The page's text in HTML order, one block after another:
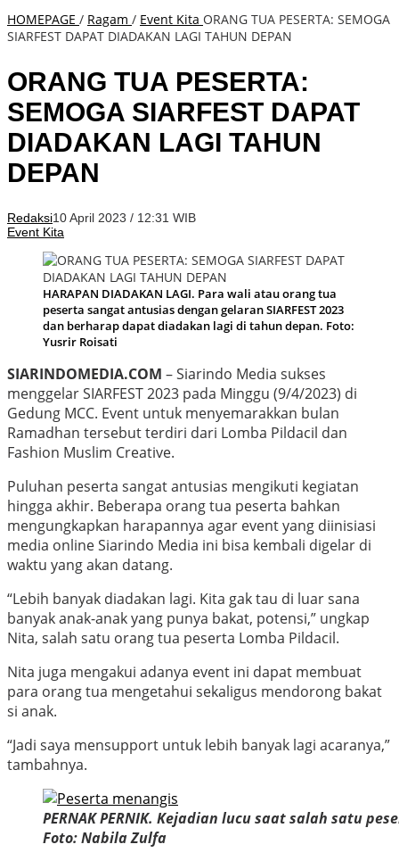
HOMEPAGE / Ragam / Event Kita ORANG TUA PESERTA: SEMOGA
SIARFEST DAPAT DIADAKAN LAGI TAHUN DEPAN
ORANG TUA PESERTA:
SEMOGA SIARFEST DAPAT
DIADAKAN LAGI TAHUN
DEPAN
Redaksi10 April 2023 / 12:31 WIB
Event Kita
HARAPAN DIADAKAN LAGI. Para wali atau orang tua
peserta sangat antusias dengan gelaran SIARFEST 2023
dan berharap dapat diadakan lagi di tahun depan. Foto:
Yusrir Roisati
SIARINDOMEDIA.COM – Siarindo Media sukses
menggelar SIARFEST 2023 pada Minggu (9/4/2023) di
Gedung MCC. Event untuk menyemarakkan bulan
Ramadhan tersebut terdiri dari Lomba Pildacil dan
Fashion Muslim Creative.
Puluhan peserta sangat antusias mengikuti kegiatan
hingga akhir. Beberapa orang tua peserta bahkan
mengungkapkan harapannya agar event yang diinisiasi
media online Siarindo Media ini bisa kembali digelar di
waktu yang akan datang.
“Lebih banyak diadakan lagi. Kita gak tau di luar sana
banyak anak-anak yang punya bakat, potensi,” ungkap
Nita, salah satu orang tua peserta Lomba Pildacil.
Nita juga mengakui adanya event ini dapat membuat
para orang tua mengetahui sekaligus mendorong bakat
si anak.
“Jadi saya mensupport untuk lebih banyak lagi acaranya,”
tambahnya.
PERNAK PERNIK. Kejadian lucu saat salah satu
Foto: Nabila Zulfa